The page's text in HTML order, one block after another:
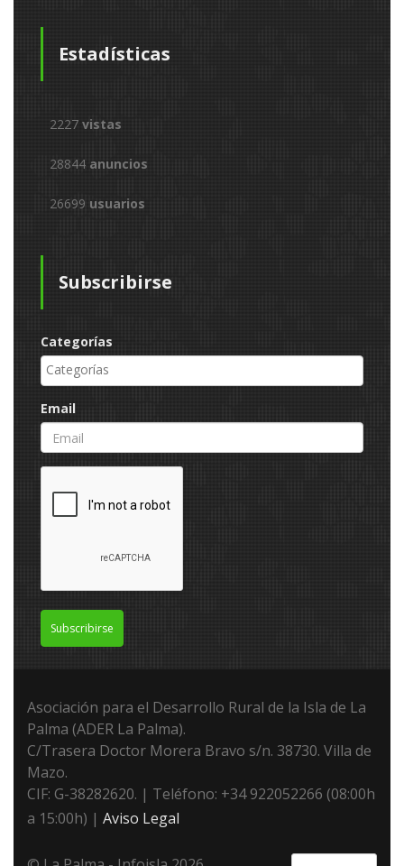
Estadísticas
2227 vistas
28844 anuncios
26699 usuarios
Subscribirse
Categorías
Email
Subscribirse
Asociación para el Desarrollo Rural de la Isla de La
Palma (ADER La Palma).
C/Trasera Doctor Morera Bravo s/n. 38730. Villa de
Mazo.
CIF: G-38282620. | Teléfono: +34 922052266 (08:00h
a 15:00h) | Aviso Legal